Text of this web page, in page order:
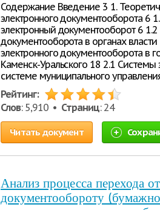
Содержание Введение 3 1.
электронного документооборота 6
электронный документооборот 6 1.2
документооборота в органах
электронного документооборота в
Каменск-Уральского 18 2.1 Системы
системе муниципального
Рейтинг:
Слов: 5,910 • Страниц: 24
Читать документ
Анализ процесса перехода
документообороту